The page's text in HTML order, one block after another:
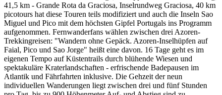
41,5 km - Grande Rota da Graciosa, Inselrundweg Graciosa, 40 km
picotours hat diese Touren teils modifiziert und auch die Inseln Sao
Miguel und Pico mit dem höchsten Gipfel Portugals ins Programm
aufgenommen. Fernwanderfans wählen zwischen drei Azoren-
Trekkingreisen: "Wandern ohne Gepäck. Azoren-Inselhüpfen auf
Faial, Pico und Sao Jorge" heißt eine davon. 16 Tage geht es im
eigenen Tempo auf Küstentrails durch blühende Wiesen und
spektakuläre Kraterlandschaften - erfrischende Badepausen im
Atlantik und Fährfahrten inklusive. Die Gehzeit der neun
individuellen Wanderungen liegt zwischen drei und fünf Stunden